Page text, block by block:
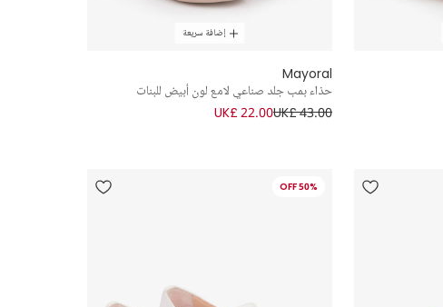
إضافة سريعة
Mayoral
حذاء بمب جلد صناعي لامع لون أبيض للبنات
UK£ 43.00
UK£ 22.00
50% OFF